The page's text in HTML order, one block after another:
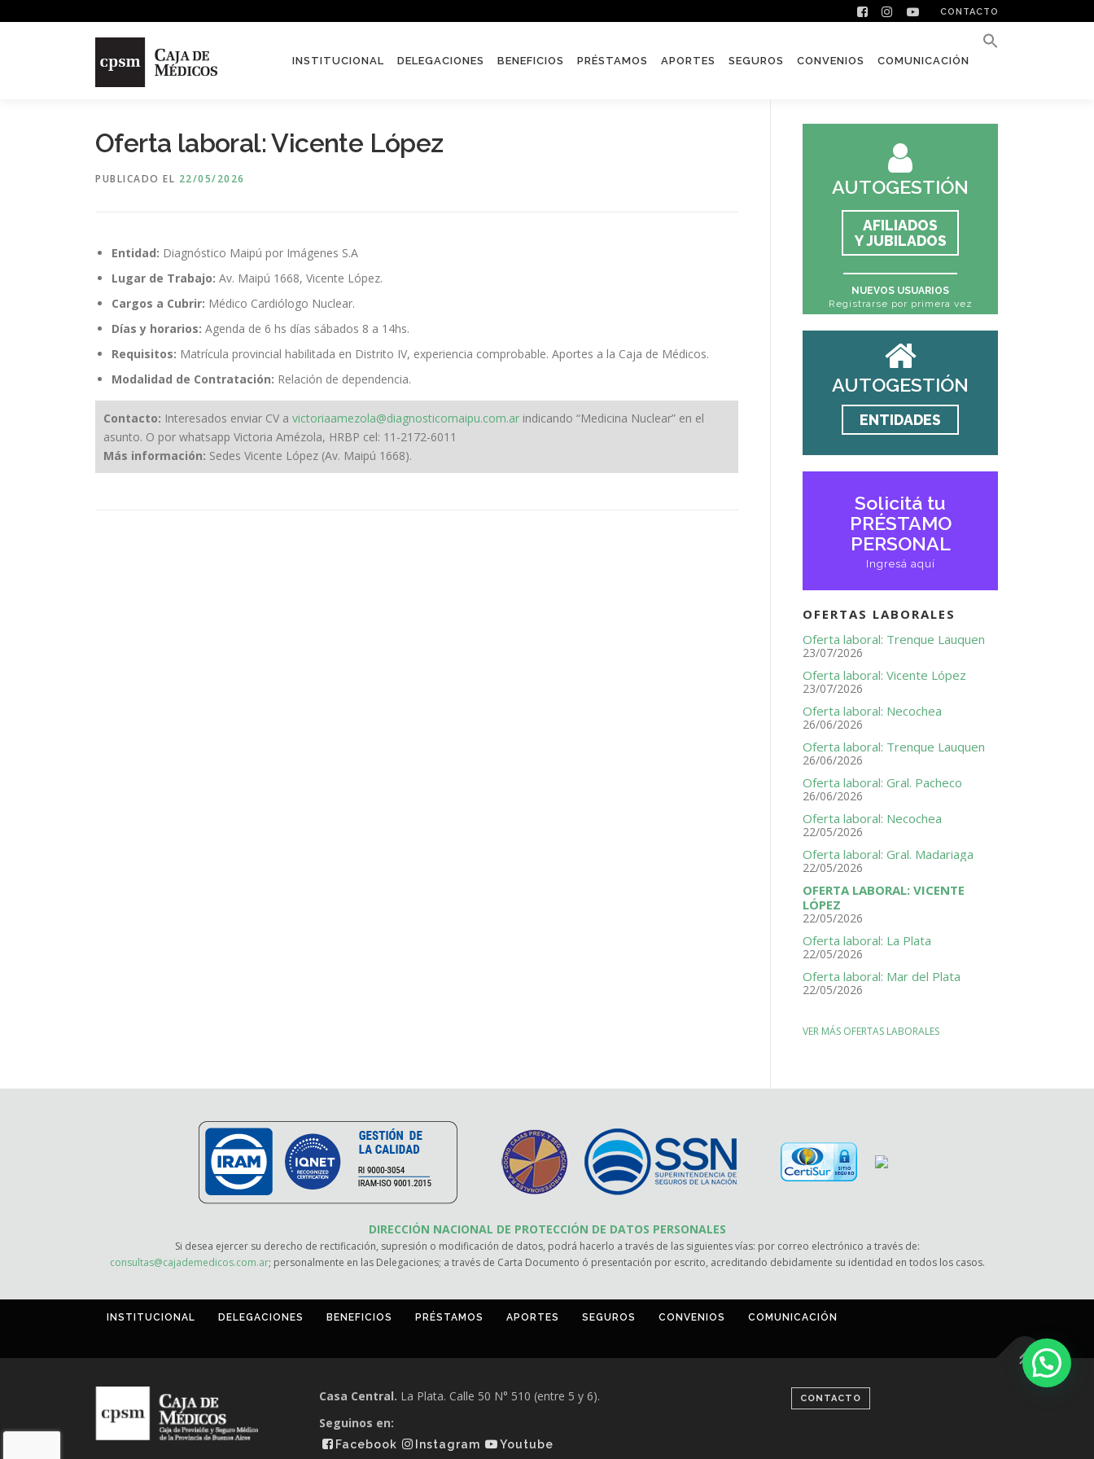
CONTACTO
INSTITUCIONAL DELEGACIONES BENEFICIOS PRÉSTAMOS APORTES SEGUROS CONVENIOS COMUNICACIÓN
Oferta laboral: Vicente López
PUBLICADO EL 22/05/2026
Entidad: Diagnóstico Maipú por Imágenes S.A
Lugar de Trabajo: Av. Maipú 1668, Vicente López.
Cargos a Cubrir: Médico Cardiólogo Nuclear.
Días y horarios: Agenda de 6 hs días sábados 8 a 14hs.
Requisitos: Matrícula provincial habilitada en Distrito IV, experiencia comprobable. Aportes a la Caja de Médicos.
Modalidad de Contratación: Relación de dependencia.
Contacto: Interesados enviar CV a victoriaamezola@diagnosticomaipu.com.ar indicando “Medicina Nuclear” en el
asunto. O por whatsapp Victoria Amézola, HRBP cel: 11-2172-6011
Más información: Sedes Vicente López (Av. Maipú 1668).
AUTOGESTIÓN
AFILIADOS
Y JUBILADOS
NUEVOS USUARIOS
Registrarse por primera vez
AUTOGESTIÓN
ENTIDADES
Solicitá tu
PRÉSTAMO
PERSONAL
Ingresá aquí
OFERTAS LABORALES
Oferta laboral: Trenque Lauquen
23/07/2026
Oferta laboral: Vicente López
23/07/2026
Oferta laboral: Necochea
26/06/2026
Oferta laboral: Trenque Lauquen
26/06/2026
Oferta laboral: Gral. Pacheco
26/06/2026
Oferta laboral: Necochea
22/05/2026
Oferta laboral: Gral. Madariaga
22/05/2026
OFERTA LABORAL: VICENTE
LÓPEZ
22/05/2026
Oferta laboral: La Plata
22/05/2026
Oferta laboral: Mar del Plata
22/05/2026
VER MÁS OFERTAS LABORALES
DIRECCIÓN NACIONAL DE PROTECCIÓN DE DATOS PERSONALES
Si desea ejercer su derecho de rectificación, supresión o modificación de datos, podrá hacerlo a través de las siguientes vías: por correo electrónico a través de:
consultas@cajademedicos.com.ar; personalmente en las Delegaciones; a través de Carta Documento ó presentación por escrito, acreditando debidamente su identidad en todos los casos.
INSTITUCIONAL DELEGACIONES BENEFICIOS PRÉSTAMOS APORTES SEGUROS CONVENIOS COMUNICACIÓN
Casa Central. La Plata. Calle 50 N° 510 (entre 5 y 6).
Seguinos en:
Facebook Instagram Youtube
CONTACTO